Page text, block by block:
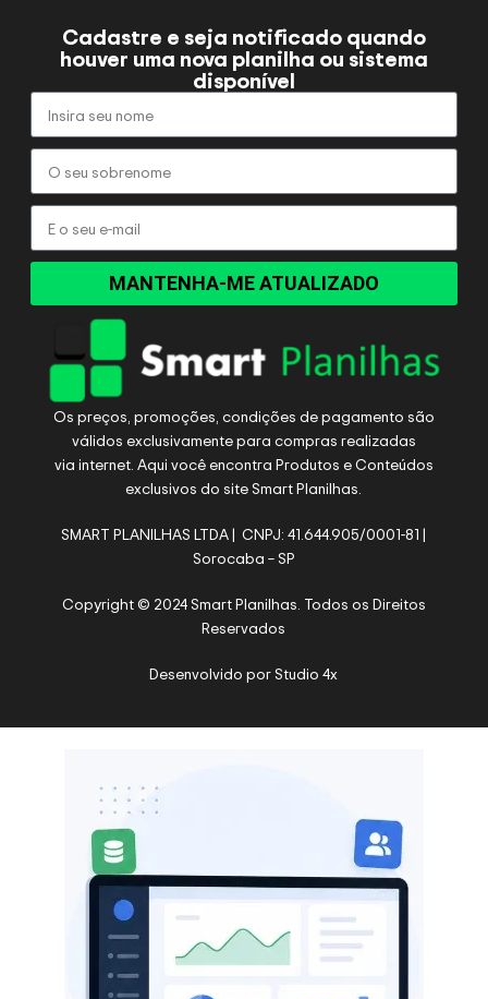
Cadastre e seja notificado quando
houver uma nova planilha ou sistema
disponível
MANTENHA-ME ATUALIZADO
Os preços, promoções, condições de pagamento são
válidos exclusivamente para compras realizadas
via internet. Aqui você encontra Produtos e Conteúdos
exclusivos do site Smart Planilhas.
SMART PLANILHAS LTDA | CNPJ: 41.644.905/0001-81 |
Sorocaba – SP
Copyright © 2024 Smart Planilhas. Todos os Direitos
Reservados
Desenvolvido porStudio 4x